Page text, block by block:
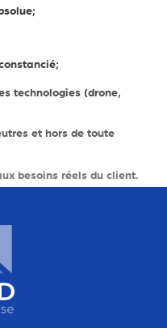
technologies (drone,
et hors de toute
besoins réels du client